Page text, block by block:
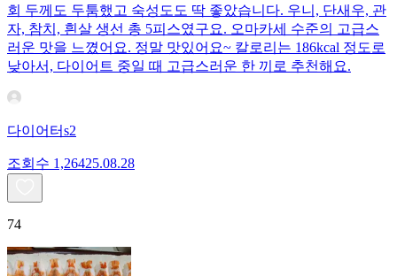
회 두께도 두툼했고 숙성도도 딱 좋았습니다. 우니, 단새우, 관
자, 참치, 흰살 생선 총 5피스였구요. 오마카세 수준의 고급스
러운 맛을 느꼈어요. 정말 맛있어요~ 칼로리는 186kcal 정도로
낮아서, 다이어트 중일 때 고급스러운 한 끼로 추천해요.
다이어터s2
조회수 1,26425.08.28
74